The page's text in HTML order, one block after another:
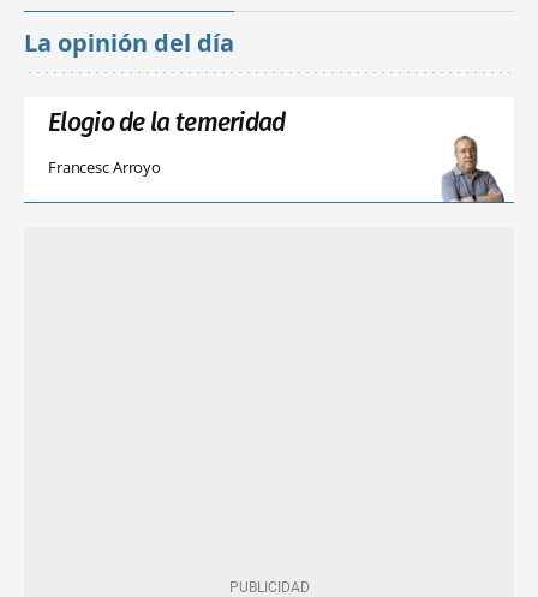
La opinión del día
Elogio de la temeridad
Francesc Arroyo